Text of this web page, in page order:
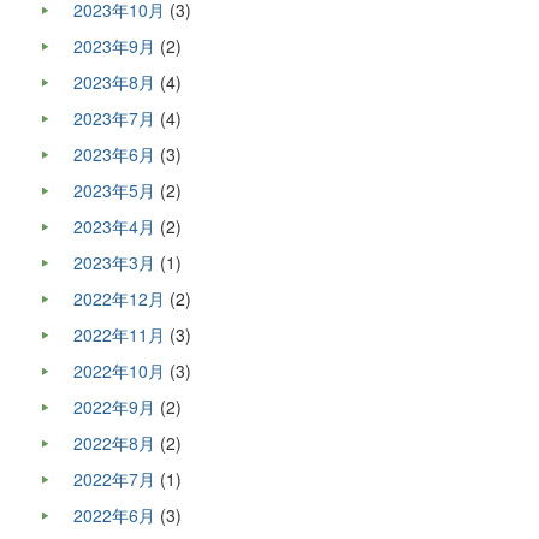
2023年10月 (3)
2023年9月 (2)
2023年8月 (4)
2023年7月 (4)
2023年6月 (3)
2023年5月 (2)
2023年4月 (2)
2023年3月 (1)
2022年12月 (2)
2022年11月 (3)
2022年10月 (3)
2022年9月 (2)
2022年8月 (2)
2022年7月 (1)
2022年6月 (3)